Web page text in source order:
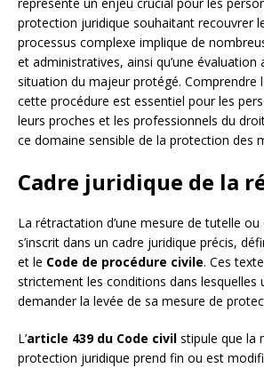
protection juridique souhaitant recouvrer
processus complexe implique de
et administratives, ainsi qu’une évaluation
situation du majeur protégé. Comprendre
cette procédure est essentiel pour les
leurs proches et les professionnels du
ce domaine sensible de la protection des
Cadre juridique de la
La rétractation d’une mesure de tutelle
s’inscrit dans un cadre juridique précis,
et le Code de procédure civile. Ces
strictement les conditions dans lesquelles
demander la levée de sa mesure de
L’article 439 du Code civil stipule que la
protection juridique prend fin ou est